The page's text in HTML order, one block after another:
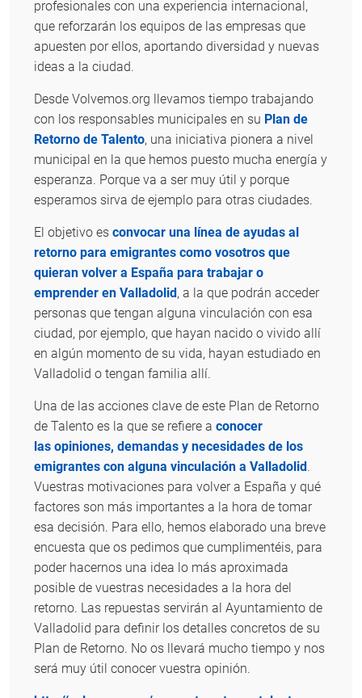
profesionales con una experiencia internacional,
que reforzarán los equipos de las empresas que
apuesten por ellos, aportando diversidad y nuevas
ideas a la ciudad.
Desde Volvemos.org llevamos tiempo trabajando
con los responsables municipales en su Plan de
Retorno de Talento, una iniciativa pionera a nivel
municipal en la que hemos puesto mucha energía y
esperanza. Porque va a ser muy útil y porque
esperamos sirva de ejemplo para otras ciudades.
El objetivo es convocar una línea de ayudas al
retorno para emigrantes como vosotros que
quieran volver a España para trabajar o
emprender en Valladolid, a la que podrán acceder
personas que tengan alguna vinculación con esa
ciudad, por ejemplo, que hayan nacido o vivido allí
en algún momento de su vida, hayan estudiado en
Valladolid o tengan familia allí.
Una de las acciones clave de este Plan de Retorno
de Talento es la que se refiere a conocer
las opiniones, demandas y necesidades de los
emigrantes con alguna vinculación a Valladolid.
Vuestras motivaciones para volver a España y qué
factores son más importantes a la hora de tomar
esa decisión. Para ello, hemos elaborado una breve
encuesta que os pedimos que cumplimentéis, para
poder hacernos una idea lo más aproximada
posible de vuestras necesidades a la hora del
retorno. Las repuestas servirán al Ayuntamiento de
Valladolid para definir los detalles concretos de su
Plan de Retorno. No os llevará mucho tiempo y nos
será muy útil conocer vuestra opinión.